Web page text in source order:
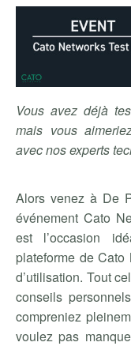
Vous avez déjà
mais vous
avec nos experts
Alors venez à De
événement Cato
est l’occasion
plateforme de Cato
d’utilisation. Tout
conseils
compreniez
voulez pas